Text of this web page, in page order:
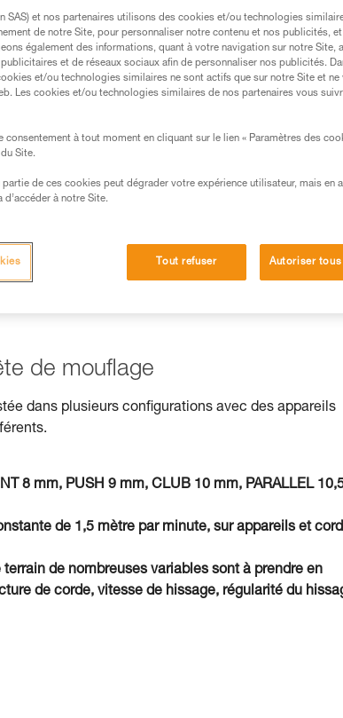
théorique d’un mouflage et
laboratoire Petzl.
utilisés dans ce conseil avant de le
la notice technique pour pouvoir
un entraînement spécifique. Validez avec
seul, en toute sécurité, avant de la
activité. Il peut en exister d’autres que
de mouflage
dans plusieurs configurations avec des appareils
8 mm, PUSH 9 mm, CLUB 10 mm, PARALLEL
de 1,5 mètre par minute, sur appareils et
de nombreuses variables sont à prendre en
de corde, vitesse de hissage, régularité du
SAS) et nos partenaires utilisons des cookies et/ou technologies
de notre Site, pour personnaliser notre contenu et nos publicités,
également des informations, quant à votre navigation sur notre Site,
et de réseaux sociaux afin de personnaliser nos publicités.
et/ou technologies similaires ne sont actifs que sur notre Site et ne
Les cookies et/ou technologies similaires de nos partenaires vous
consentement à tout moment en cliquant sur le lien « Paramètres des
Site.
partie de ces cookies peut dégrader votre expérience utilisateur, mais en
d’accéder à notre Site.
Tout refuser Autoriser